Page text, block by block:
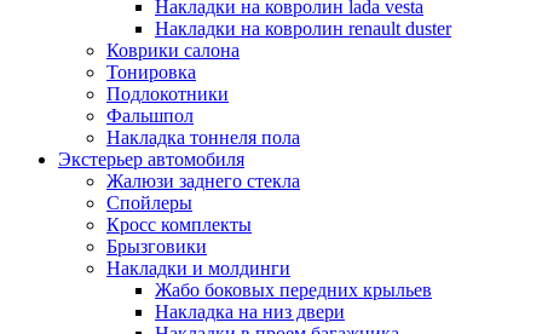
Накладки на ковролин lada vesta
Накладки на ковролин renault duster
Коврики салона
Тонировка
Подлокотники
Фальшпол
Накладка тоннеля пола
Экстерьер автомобиля
Жалюзи заднего стекла
Спойлеры
Кросс комплекты
Брызговики
Накладки и молдинги
Жабо боковых передних крыльев
Накладка на низ двери